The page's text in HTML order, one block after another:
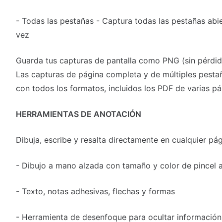
- Todas las pestañas - Captura todas las pestañas
vez
Guarda tus capturas de pantalla como PNG (sin
Las capturas de página completa y de múltiples
con todos los formatos, incluidos los PDF de varias
️HERRAMIENTAS DE ANOTACIÓN
Dibuja, escribe y resalta directamente en cualquier
- Dibujo a mano alzada con tamaño y color de pincel
- Texto, notas adhesivas, flechas y formas
- Herramienta de desenfoque para ocultar